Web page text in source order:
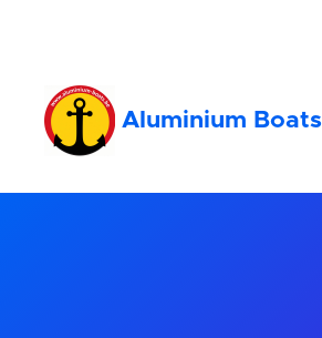
Aluminium Boats